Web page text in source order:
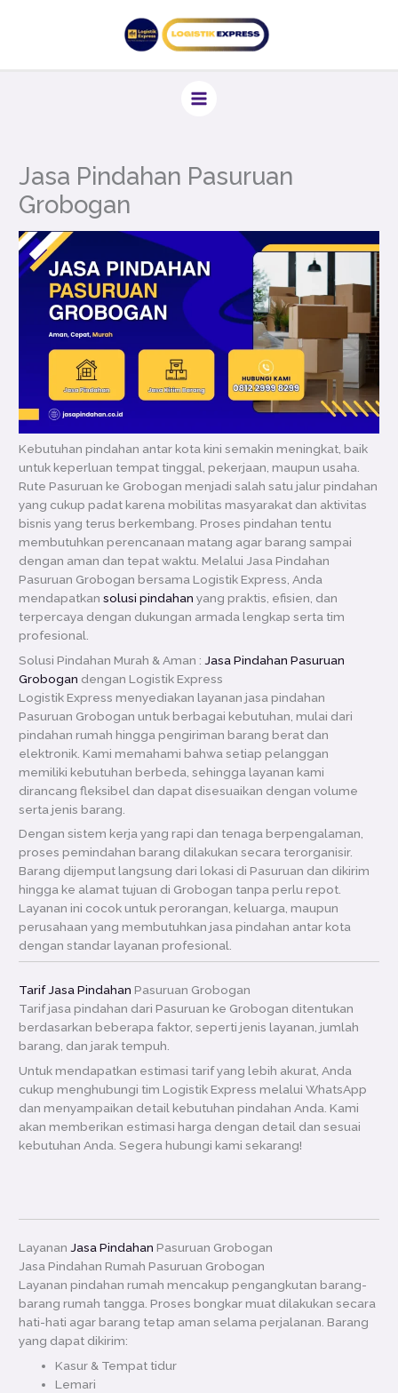
Jasa Pindahan Pasuruan
Grobogan
Kebutuhan pindahan antar kota kini semakin meningkat, baik
untuk keperluan tempat tinggal, pekerjaan, maupun usaha.
Rute Pasuruan ke Grobogan menjadi salah satu jalur pindahan
yang cukup padat karena mobilitas masyarakat dan aktivitas
bisnis yang terus berkembang. Proses pindahan tentu
membutuhkan perencanaan matang agar barang sampai
dengan aman dan tepat waktu. Melalui Jasa Pindahan
Pasuruan Grobogan bersama Logistik Express, Anda
mendapatkansolusi pindahan yang praktis, efisien, dan
terpercaya dengan dukungan armada lengkap serta tim
profesional.
Solusi Pindahan Murah & Aman : Jasa Pindahan Pasuruan
Grobogan dengan Logistik Express
Logistik Express menyediakan layanan jasa pindahan
Pasuruan Grobogan untuk berbagai kebutuhan, mulai dari
pindahan rumah hingga pengiriman barang berat dan
elektronik. Kami memahami bahwa setiap pelanggan
memiliki kebutuhan berbeda, sehingga layanan kami
dirancang fleksibel dan dapat disesuaikan dengan volume
serta jenis barang.
Dengan sistem kerja yang rapi dan tenaga berpengalaman,
proses pemindahan barang dilakukan secara terorganisir.
Barang dijemput langsung dari lokasi di Pasuruan dan dikirim
hingga ke alamat tujuan di Grobogan tanpa perlu repot.
Layanan ini cocok untuk perorangan, keluarga, maupun
perusahaan yang membutuhkan jasa pindahan antar kota
dengan standar layanan profesional.
Tarif Jasa Pindahan Pasuruan Grobogan
Tarif jasa pindahan dari Pasuruan ke Grobogan ditentukan
berdasarkan beberapa faktor, seperti jenis layanan, jumlah
barang, dan jarak tempuh.
Untuk mendapatkan estimasi tarif yang lebih akurat, Anda
cukup menghubungi tim Logistik Express melalui WhatsApp
dan menyampaikan detail kebutuhan pindahan Anda. Kami
akan memberikan estimasi harga dengan detail dan sesuai
kebutuhan Anda. Segera hubungi kami sekarang!
Layanan Jasa Pindahan Pasuruan Grobogan
Jasa Pindahan Rumah Pasuruan Grobogan
Layanan pindahan rumah mencakup pengangkutan barang-
barang rumah tangga. Proses bongkar muat dilakukan secara
hati-hati agar barang tetap aman selama perjalanan. Barang
yang dapat dikirim:
Kasur & Tempat tidur
Lemari